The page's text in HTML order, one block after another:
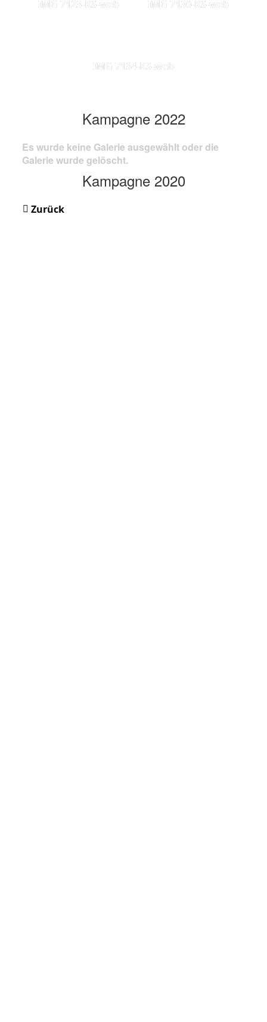
IMG 7123-KS-web IMG 7130-KS-web
IMG 7134-KS-web
Kampagne 2022
Es wurde keine Galerie ausgewählt oder die
Galerie wurde gelöscht.
Kampagne 2020
Zurück